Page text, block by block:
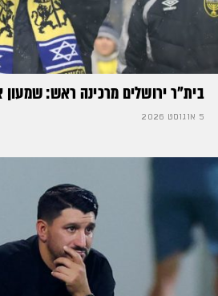
בית"ר ירושלים מרכינה ראש: שמעון
5 אוגוסט 2026